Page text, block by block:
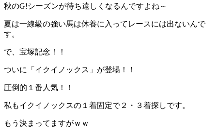
秋のG!シーズンが待ち遠しくなるんですよね～
夏は一線級の強い馬は休養に入ってレースには出ないんで
す。
で、宝塚記念！！
ついに「イクイノックス」が登場！！
圧倒的１番人気！！
私もイクイノックスの１着固定で２・３着探しです。
もう決まってますがｗｗ